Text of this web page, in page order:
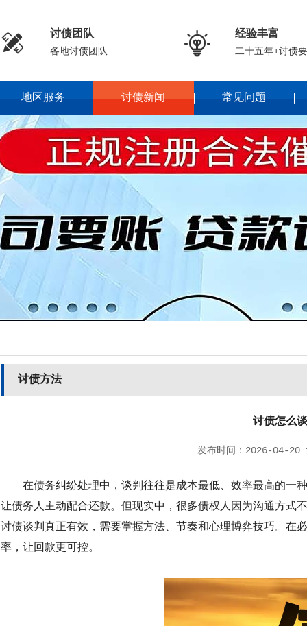
 讨债团队
各地讨债团队  经验丰富
二十五年+讨债
地区服务 讨债新闻 常见问题
讨债方法
讨债怎么
发布时间： 2026-04-20
在债务纠纷处理中，谈判往往是成本最低、效率最高的一
让债务人主动配合还款。但现实中，很多债权人因为沟通方式
讨债谈判真正有效，需要掌握方法、节奏和心理博弈技巧。在
率，让回款更可控。